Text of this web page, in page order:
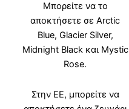
Μπορείτε να το
αποκτήσετε σε Arctic
Blue, Glacier Silver,
Midnight Black και Mystic
Rose.
Στην ΕΕ, μπορείτε να